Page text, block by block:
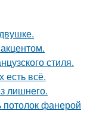
стиля.
есть всё.
лишнего.
потолок фанерой